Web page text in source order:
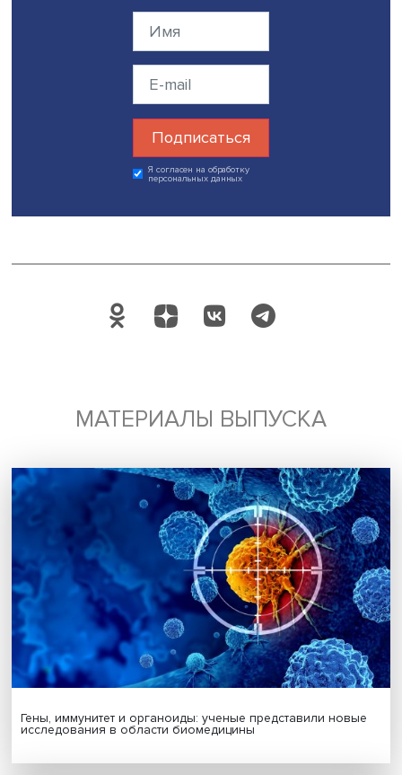
упражнений, обсуждения проектов, дискуссий и других
Отвечая на вопрос аудитории, как вовлечь студентов в
образовательный процесс, чтобы они брали на себя
чувствовать студента, его мотивацию, его усталость,
заинтересованность. Если мотивация есть — участие
замечательное, если мотивации нет — ничего
понимать рецепт правильного коктейля».
Дата публикации: 29.09.2022
Поделиться
Будь всегда в курсе !
Подпишись на наши новости:
Я согласен на обработку